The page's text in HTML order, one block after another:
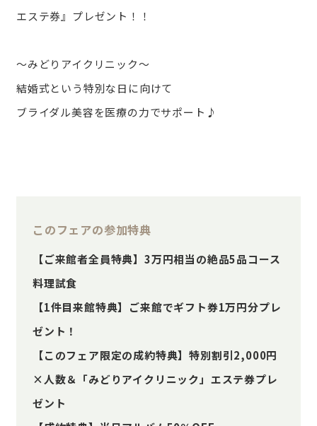
エステ券』プレゼント！！
～みどりアイクリニック～
結婚式という特別な日に向けて
ブライダル美容を医療の力でサポート♪
このフェアの参加特典
【ご来館者全員特典】3万円相当の絶品5品コース
料理試食
【1件目来館特典】ご来館でギフト券1万円分プレ
ゼント！
【このフェア限定の成約特典】特別割引2,000円
×人数＆「みどりアイクリニック」エステ券プレ
ゼント